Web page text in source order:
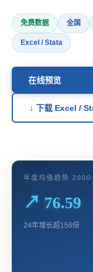
免费数据 全国
Excel / Stata
在线预览
↓ 下载 Excel /
年度均值趋势
↗ 76.59
24年增长超156倍